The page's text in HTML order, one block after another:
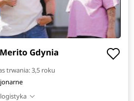
Gdynia
trwania: 3,5 roku